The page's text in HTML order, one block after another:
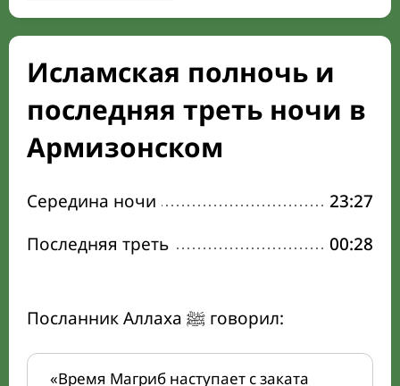
Исламская полночь и
последняя треть ночи в
Армизонском
Середина ночи
23:27
Последняя треть
00:28
Посланник Аллаха ﷺ говорил:
«Время Магриб наступает с заката